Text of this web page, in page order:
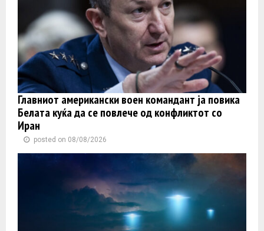
Главниот американски воен командант ја повика
Белата куќа да се повлече од конфликтот со
Иран
posted on 08/08/2026